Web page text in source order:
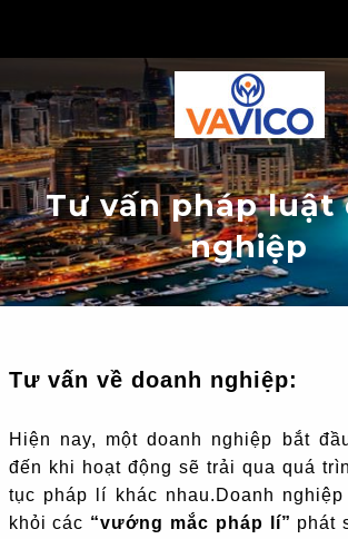
Tư vấn pháp luật
nghiệp
Tư vấn về doanh nghiệp:
Hiện nay, một doanh nghiệp bắt
đến khi hoạt động sẽ trải qua quá
tục pháp lí khác nhau.Doanh
khỏi các “vướng mắc pháp lí” phát